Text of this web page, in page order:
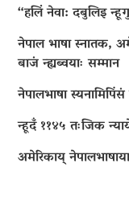
“हलिं नेवा: दबुलिइ
नेपाल भाषा स्नातक,
बाजं न्ह्यब्वयाः सम्मान
नेपालभाषा
न्हूदँ ११४५ तःजिक
अमेरिकाय्